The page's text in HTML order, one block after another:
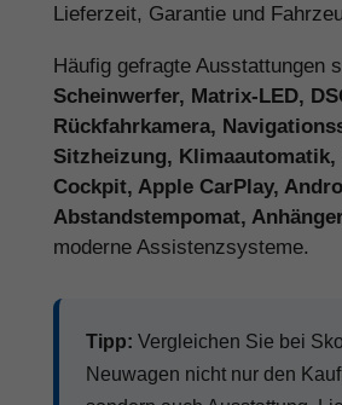
Lieferzeit, Garantie und
Häufig gefragte Ausstattungen
Scheinwerfer, Matrix-LED,
Rückfahrkamera,
Sitzheizung,
Cockpit, Apple CarPlay,
Abstandstempomat,
moderne Assistenzsysteme.
Tipp: Vergleichen Sie bei
Neuwagen nicht nur den